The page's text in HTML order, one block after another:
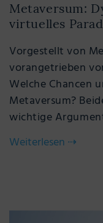
Metaversum:
virtuelles
Vorgestellt von
vorangetrieben
Welche Chancen
Metaversum?
wichtige
Weiterlesen ⇢